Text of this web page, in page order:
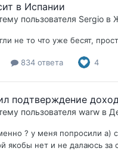
в Испании
пользователя Sergio в
не то что уже бесят,
834 ответа 4
подтверждение
пользователя warw в
? у меня попросили
якобы нет и не далаюсь за